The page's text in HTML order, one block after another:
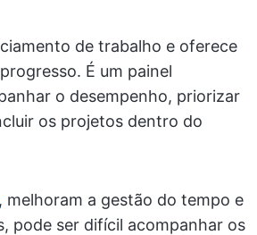
de trabalho e oferece
É um painel
o desempenho, priorizar
os projetos dentro do
, melhoram a gestão do tempo e
pode ser difícil acompanhar os